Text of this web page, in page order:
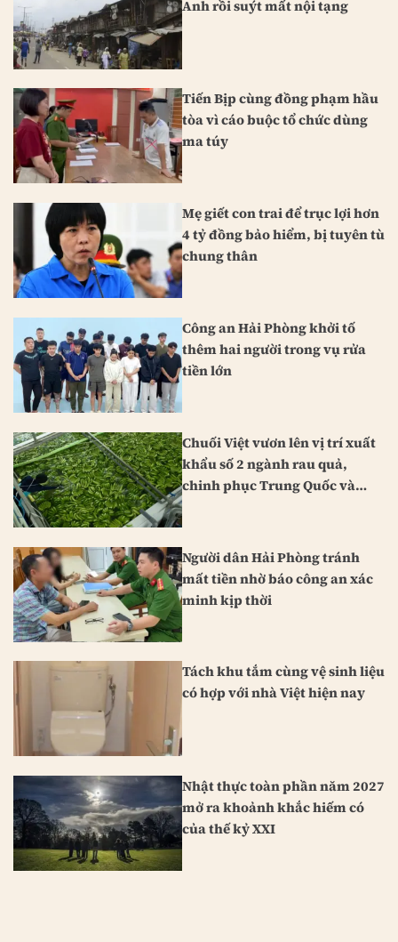
Anh rồi suýt mất nội tạng
Tiến Bịp cùng đồng phạm hầu
tòa vì cáo buộc tổ chức dùng
ma túy
Mẹ giết con trai để trục lợi hơn
4 tỷ đồng bảo hiểm, bị tuyên tù
chung thân
Công an Hải Phòng khởi tố
thêm hai người trong vụ rửa
tiền lớn
Chuối Việt vươn lên vị trí xuất
khẩu số 2 ngành rau quả,
chinh phục Trung Quốc và
Người dân Hải Phòng tránh
mất tiền nhờ báo công an xác
minh kịp thời
Tách khu tắm cùng vệ sinh liệu
có hợp với nhà Việt hiện nay
Nhật thực toàn phần năm 2027
mở ra khoảnh khắc hiếm có
của thế kỷ XXI